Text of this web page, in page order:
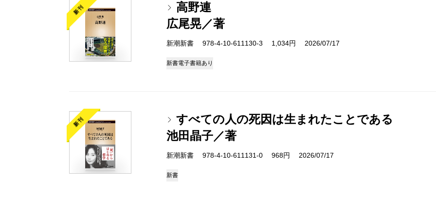
新刊
高野連
広尾晃／著
新潮新書 978-4-10-611130-3 1,034円 2026/07/17
新書電子書籍あり
新刊
すべての人の死因は生まれたことである
池田晶子／著
新潮新書 978-4-10-611131-0 968円 2026/07/17
新書